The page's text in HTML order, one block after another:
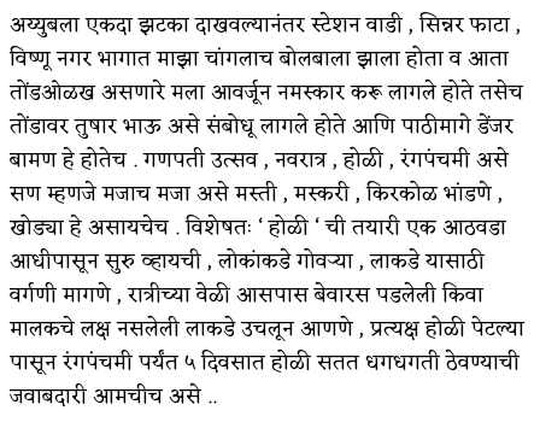
शपथ
पुस्तके बदलायची आहेत तुम्हाला!
किती घोषणांचा पाऊस होता
कसं हुईन तं हू माय…
काळजाचे प्रेत
चमकदार चांदी
आदिवासींचा डॉक्टर, समाजसेवेचा ध्यास : डॉ. राहुल
जोशी
डेंग्यू: ताप उतरला म्हणजे धोका टळला असे नाही!
अय्युबला एकदा झटका दाखवल्यानंतर स्टेशन वाडी , सिन्नर फाटा ,
विष्णू नगर भागात माझा चांगलाच बोलबाला झाला होता व आता
तोंडओळख असणारे मला आवर्जून नमस्कार करू लागले होते तसेच
तोंडावर तुषार भाऊ असे संबोधू लागले होते आणि पाठीमागे डेंजर
बामण हे होतेच . गणपती उत्सव , नवरात्र , होळी , रंगपंचमी असे
सण म्हणजे मजाच मजा असे मस्ती , मस्करी , किरकोळ भांडणे ,
खोड्या हे असायचेच . विशेषतः ‘ होळी ‘ ची तयारी एक आठवडा
आधीपासून सुरु व्हायची , लोकांकडे गोवऱ्या , लाकडे यासाठी
वर्गणी मागणे , रात्रीच्या वेळी आसपास बेवारस पडलेली किवा
मालकचे लक्ष नसलेली लाकडे उचलून आणणे , प्रत्यक्ष होळी पेटल्या
पासून रंगपंचमी पर्यंत ५ दिवसात होळी सतत धगधगती ठेवण्याची
जवाबदारी आमचीच असे ..